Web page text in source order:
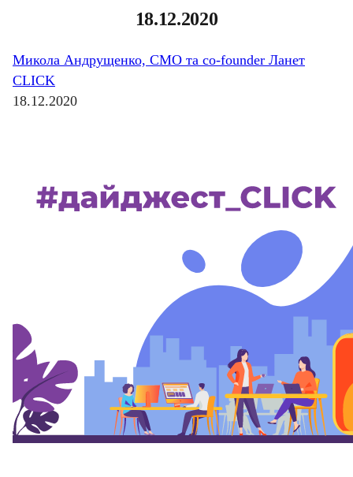
18.12.2020
Микола Андрущенко, CMO та co-founder Ланет
CLICK
18.12.2020